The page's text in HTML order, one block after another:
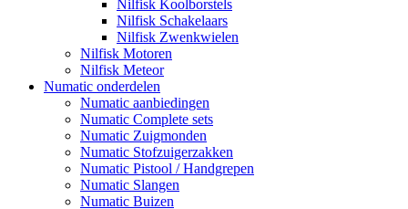
Nilfisk Koolborstels
Nilfisk Schakelaars
Nilfisk Zwenkwielen
Nilfisk Motoren
Nilfisk Meteor
Numatic onderdelen
Numatic aanbiedingen
Numatic Complete sets
Numatic Zuigmonden
Numatic Stofzuigerzakken
Numatic Pistool / Handgrepen
Numatic Slangen
Numatic Buizen